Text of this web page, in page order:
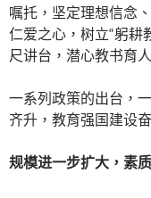
嘱托，坚定理想信念
仁爱之心，树立“躬耕
尺讲台，潜心教书育人
一系列政策的出台，
齐升，教育强国建设
规模进一步扩大，素